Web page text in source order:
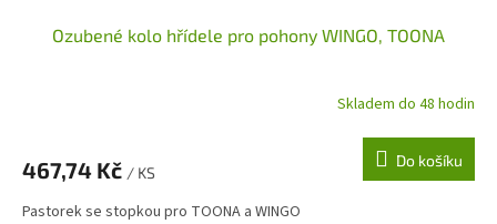
Ozubené kolo hřídele pro pohony WINGO, TOONA
Skladem do 48 hodin
467,74 Kč / KS
Do košíku
Pastorek se stopkou pro TOONA a WINGO